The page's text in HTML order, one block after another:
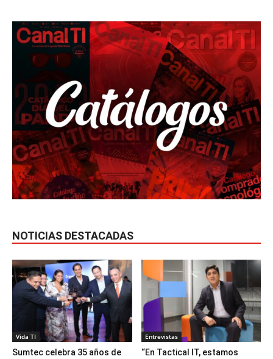
NOTICIAS DESTACADAS
Vida TI
Sumtec celebra 35 años de
Entrevistas
“En Tactical IT, estamos